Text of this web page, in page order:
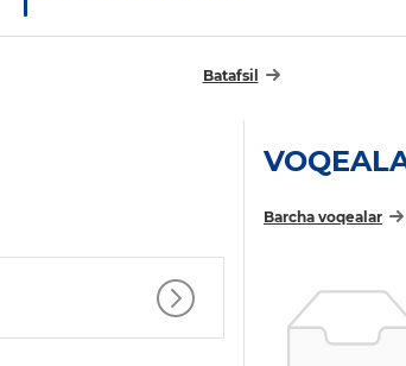
Batafsil
Barcha voqealar